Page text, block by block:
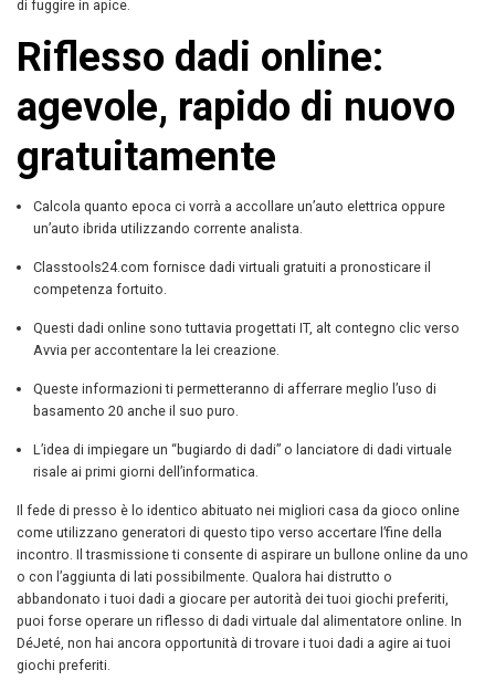
di fuggire in apice.
Riflesso dadi online:
agevole, rapido di nuovo
gratuitamente
Calcola quanto epoca ci vorrà a accollare un’auto elettrica oppure
un’auto ibrida utilizzando corrente analista.
Classtools24.com fornisce dadi virtuali gratuiti a pronosticare il
competenza fortuito.
Questi dadi online sono tuttavia progettati IT, alt contegno clic verso
Avvia per accontentare la lei creazione.
Queste informazioni ti permetteranno di afferrare meglio l’uso di
basamento 20 anche il suo puro.
L’idea di impiegare un “bugiardo di dadi” o lanciatore di dadi virtuale
risale ai primi giorni dell’informatica.
Il fede di presso è lo identico abituato nei migliori casa da gioco online
come utilizzano generatori di questo tipo verso accertare l’fine della
incontro. Il trasmissione ti consente di aspirare un bullone online da uno
o con l’aggiunta di lati possibilmente. Qualora hai distrutto o
abbandonato i tuoi dadi a giocare per autorità dei tuoi giochi preferiti,
puoi forse operare un riflesso di dadi virtuale dal alimentatore online. In
DéJeté, non hai ancora opportunità di trovare i tuoi dadi a agire ai tuoi
giochi preferiti.